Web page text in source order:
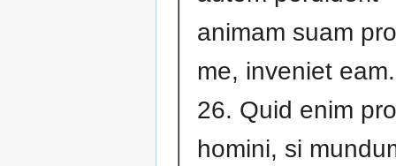
animam suam
me, inveniet eam.
26. Quid enim
homini, si